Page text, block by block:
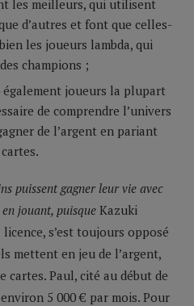
les meilleurs, qui utilisent
d’autres et font que celles-
les joueurs lambda, qui
champions ;
joueurs la plupart
de comprendre l’univers
de l’argent en pariant
puissent gagner leur vie avec
jouant, puisqueKazuki
s’est toujours opposé
mettent en jeu de l’argent,
cartes. Paul, cité au début de
5 000 € par mois. Pour